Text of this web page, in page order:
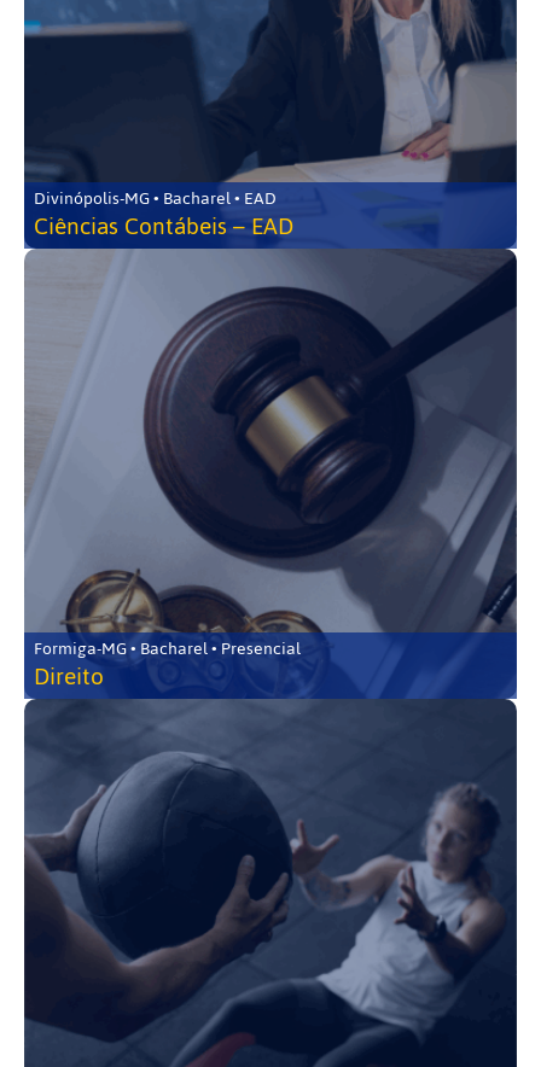
Divinópolis-MG • Bacharel • EAD
Ciências Contábeis – EAD
Formiga-MG • Bacharel • Presencial
Direito